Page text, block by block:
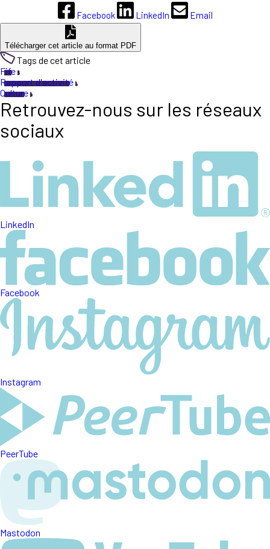
Facebook LinkedIn Email
Télécharger cet article au format PDF
Tags de cet article
Fife
Rapport d'activité
Culture
Retrouvez-nous sur les réseaux
sociaux
LinkedIn
Facebook
Instagram
PeerTube
Mastodon